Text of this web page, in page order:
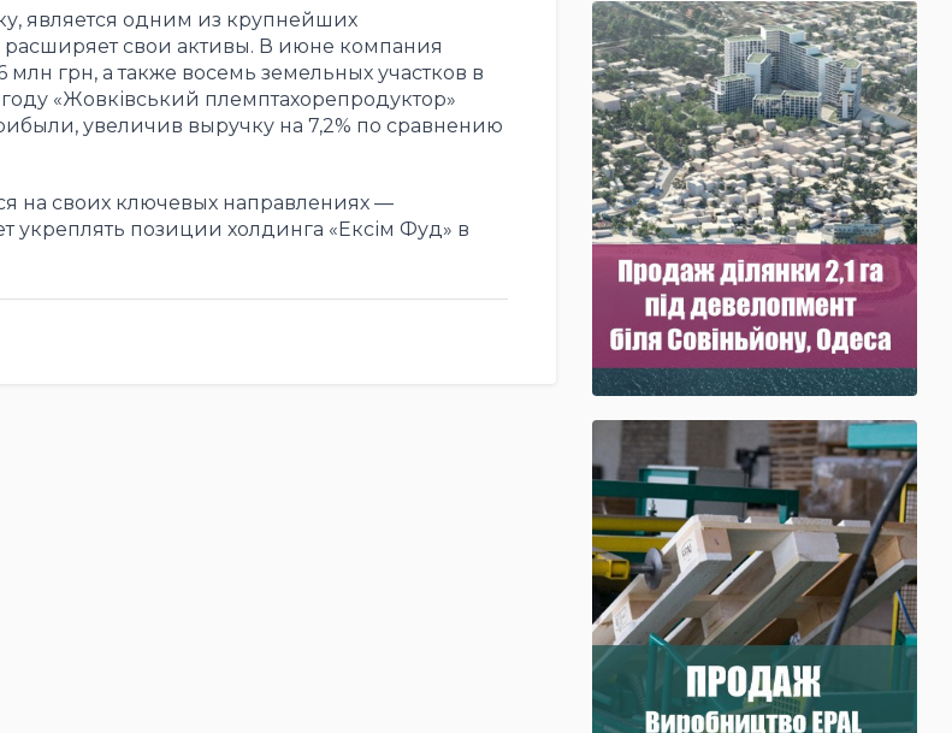
является одним из крупнейших
свои активы. В июне компания
грн, а также восемь земельных участков в
«Жовківський племптахорепродуктор»
увеличив выручку на 7,2% по сравнению
на своих ключевых направлениях —
укреплять позиции холдинга «Ексім Фуд» в